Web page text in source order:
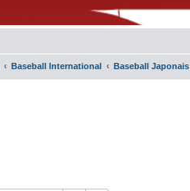
Baseball International Baseball Japonais